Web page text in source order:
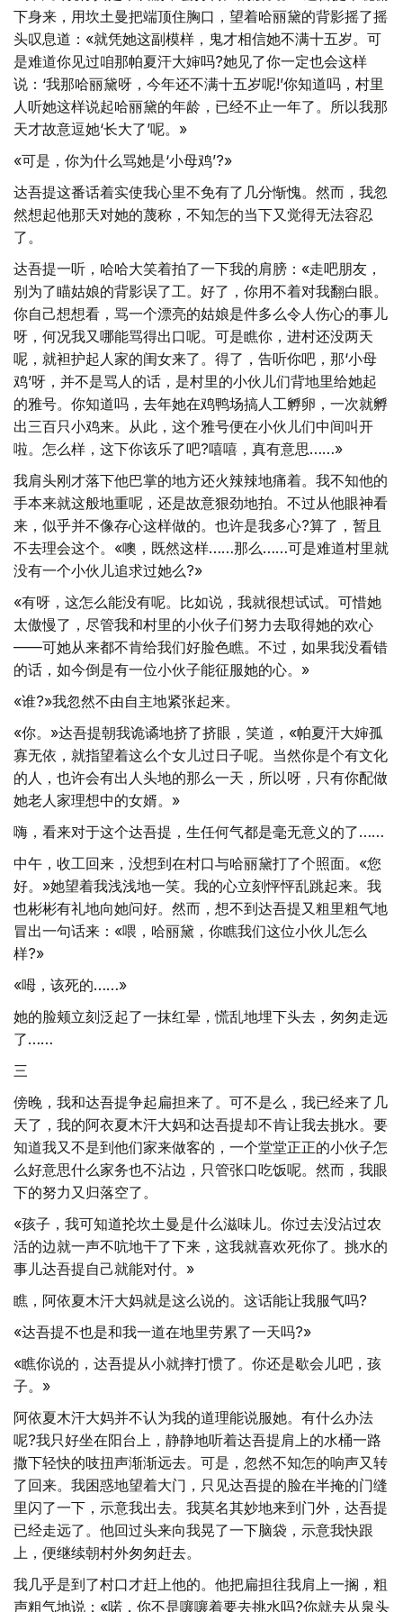
下身来，用坎土曼把端顶住胸口，望着哈丽黛的背影摇了摇
头叹息道：«就凭她这副模样，鬼才相信她不满十五岁。可
是难道你见过咱那帕夏汗大婶吗?她见了你一定也会这样
说：‘我那哈丽黛呀，今年还不满十五岁呢!’你知道吗，村里
人听她这样说起哈丽黛的年龄，已经不止一年了。所以我那
天才故意逗她‘长大了’呢。»
«可是，你为什么骂她是‘小母鸡’?»
达吾提这番话着实使我心里不免有了几分惭愧。然而，我忽
然想起他那天对她的蔑称，不知怎的当下又觉得无法容忍
了。
达吾提一听，哈哈大笑着拍了一下我的肩膀：«走吧朋友，
别为了瞄姑娘的背影误了工。好了，你用不着对我翻白眼。
你自己想想看，骂一个漂亮的姑娘是件多么令人伤心的事儿
呀，何况我又哪能骂得出口呢。可是瞧你，进村还没两天
呢，就袒护起人家的闺女来了。得了，告听你吧，那‘小母
鸡’呀，并不是骂人的话，是村里的小伙儿们背地里给她起
的雅号。你知道吗，去年她在鸡鸭场搞人工孵卵，一次就孵
出三百只小鸡来。从此，这个雅号便在小伙儿们中间叫开
啦。怎么样，这下你该乐了吧?嘻嘻，真有意思……»
我肩头刚才落下他巴掌的地方还火辣辣地痛着。我不知他的
手本来就这般地重呢，还是故意狠劲地拍。不过从他眼神看
来，似乎并不像存心这样做的。也许是我多心?算了，暂且
不去理会这个。«噢，既然这样……那么……可是难道村里就
没有一个小伙儿追求过她么?»
«有呀，这怎么能没有呢。比如说，我就很想试试。可惜她
太傲慢了，尽管我和村里的小伙子们努力去取得她的欢心
——可她从来都不肯给我们好脸色瞧。不过，如果我没看错
的话，如今倒是有一位小伙子能征服她的心。»
«谁?»我忽然不由自主地紧张起来。
«你。»达吾提朝我诡谲地挤了挤眼，笑道，«帕夏汗大婶孤
寡无依，就指望着这么个女儿过日子呢。当然你是个有文化
的人，也许会有出人头地的那么一天，所以呀，只有你配做
她老人家理想中的女婿。»
嗨，看来对于这个达吾提，生任何气都是毫无意义的了……
中午，收工回来，没想到在村口与哈丽黛打了个照面。«您
好。»她望着我浅浅地一笑。我的心立刻怦怦乱跳起来。我
也彬彬有礼地向她问好。然而，想不到达吾提又粗里粗气地
冒出一句话来：«喂，哈丽黛，你瞧我们这位小伙儿怎么
样?»
«呣，该死的……»
她的脸颊立刻泛起了一抹红晕，慌乱地埋下头去，匆匆走远
了……
三
傍晚，我和达吾提争起扁担来了。可不是么，我已经来了几
天了，我的阿衣夏木汗大妈和达吾提却不肯让我去挑水。要
知道我又不是到他们家来做客的，一个堂堂正正的小伙子怎
么好意思什么家务也不沾边，只管张口吃饭呢。然而，我眼
下的努力又归落空了。
«孩子，我可知道抡坎土曼是什么滋味儿。你过去没沾过农
活的边就一声不吭地干了下来，这我就喜欢死你了。挑水的
事儿达吾提自己就能对付。»
瞧，阿依夏木汗大妈就是这么说的。这话能让我服气吗?
«达吾提不也是和我一道在地里劳累了一天吗?»
«瞧你说的，达吾提从小就摔打惯了。你还是歇会儿吧，孩
子。»
阿依夏木汗大妈并不认为我的道理能说服她。有什么办法
呢?我只好坐在阳台上，静静地听着达吾提肩上的水桶一路
撒下轻快的吱扭声渐渐远去。可是，忽然不知怎的响声又转
了回来。我困惑地望着大门，只见达吾提的脸在半掩的门缝
里闪了一下，示意我出去。我莫名其妙地来到门外，达吾提
已经走远了。他回过头来向我晃了一下脑袋，示意我快跟
上，便继续朝村外匆匆赶去。
我几乎是到了村口才赶上他的。他把扁担往我肩上一搁，粗
声粗气地说：«喏，你不是嚷嚷着要去挑水吗?你就去从泉头